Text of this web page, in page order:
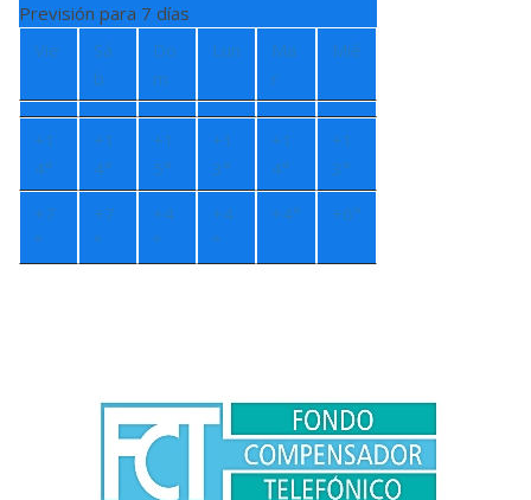
Previsión para 7 días
Vie
Sá
b
Do
m
Lun
Ma
r
Mié
+1
4°
+1
4°
+1
5°
+1
3°
+1
4°
+1
3°
+7
°
+7
°
+4
°
+4
°
+4° +6°